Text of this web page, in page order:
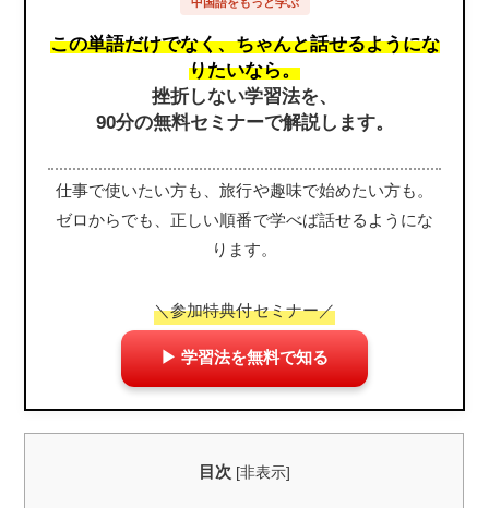
この単語だけでなく、ちゃんと話せるようにな
りたいなら。
挫折しない学習法を、
90分の無料セミナーで解説します。
仕事で使いたい方も、旅行や趣味で始めたい方も。
ゼロからでも、正しい順番で学べば話せるようにな
ります。
＼参加特典付セミナー／
▶ 学習法を無料で知る
目次 [非表示]